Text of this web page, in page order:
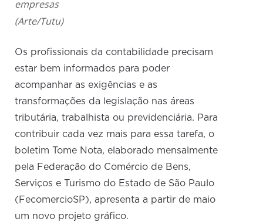
empresas
(Arte/Tutu)
Os profissionais da contabilidade precisam
estar bem informados para poder
acompanhar as exigências e as
transformações da legislação nas áreas
tributária, trabalhista ou previdenciária. Para
contribuir cada vez mais para essa tarefa, o
boletim Tome Nota, elaborado mensalmente
pela Federação do Comércio de Bens,
Serviços e Turismo do Estado de São Paulo
(FecomercioSP), apresenta a partir de maio
um novo projeto gráfico.